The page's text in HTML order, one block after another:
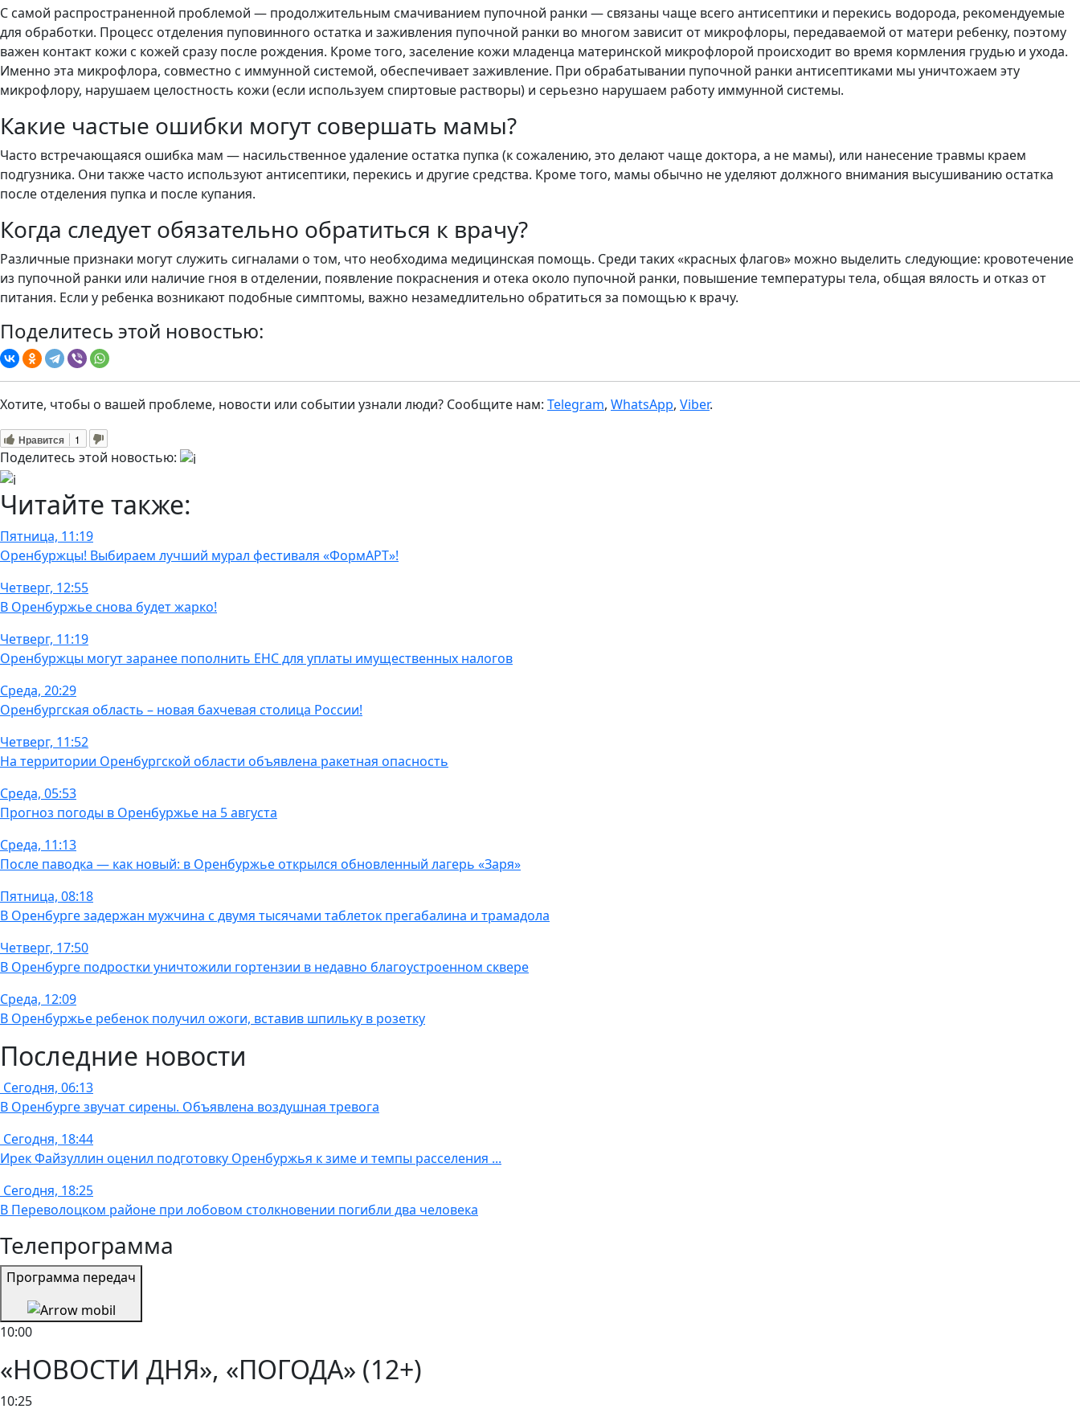
С самой распространенной проблемой — продолжительным смачиванием пупочной ранки — связаны чаще всего антисептики и перекись водорода, рекомендуемые
для обработки. Процесс отделения пуповинного остатка и заживления пупочной ранки во многом зависит от микрофлоры, передаваемой от матери ребенку, поэтому
важен контакт кожи с кожей сразу после рождения. Кроме того, заселение кожи младенца материнской микрофлорой происходит во время кормления грудью и ухода.
Именно эта микрофлора, совместно с иммунной системой, обеспечивает заживление. При обрабатывании пупочной ранки антисептиками мы уничтожаем эту
микрофлору, нарушаем целостность кожи (если используем спиртовые растворы) и серьезно нарушаем работу иммунной системы.
Какие частые ошибки могут совершать мамы?
Часто встречающаяся ошибка мам — насильственное удаление остатка пупка (к сожалению, это делают чаще доктора, а не мамы), или нанесение травмы краем
подгузника. Они также часто используют антисептики, перекись и другие средства. Кроме того, мамы обычно не уделяют должного внимания высушиванию остатка
после отделения пупка и после купания.
Когда следует обязательно обратиться к врачу?
Различные признаки могут служить сигналами о том, что необходима медицинская помощь. Среди таких «красных флагов» можно выделить следующие: кровотечение
из пупочной ранки или наличие гноя в отделении, появление покраснения и отека около пупочной ранки, повышение температуры тела, общая вялость и отказ от
питания. Если у ребенка возникают подобные симптомы, важно незамедлительно обратиться за помощью к врачу.
Поделитесь этой новостью:
Хотите, чтобы о вашей проблеме, новости или событии узнали люди? Сообщите нам: Telegram, WhatsApp, Viber.
Нравится 1
Поделитесь этой новостью:
Читайте также:
Пятница, 11:19
Оренбуржцы! Выбираем лучший мурал фестиваля «ФормАРТ»!
Четверг, 12:55
В Оренбуржье снова будет жарко!
Четверг, 11:19
Оренбуржцы могут заранее пополнить ЕНС для уплаты имущественных налогов
Среда, 20:29
Оренбургская область – новая бахчевая столица России!
Четверг, 11:52
На территории Оренбургской области объявлена ракетная опасность
Среда, 05:53
Прогноз погоды в Оренбуржье на 5 августа
Среда, 11:13
После паводка — как новый: в Оренбуржье открылся обновленный лагерь «Заря»
Пятница, 08:18
В Оренбурге задержан мужчина с двумя тысячами таблеток прегабалина и трамадола
Четверг, 17:50
В Оренбурге подростки уничтожили гортензии в недавно благоустроенном сквере
Среда, 12:09
В Оренбуржье ребенок получил ожоги, вставив шпильку в розетку
Последние новости
Сегодня, 06:13
В Оренбурге звучат сирены. Объявлена воздушная тревога
Сегодня, 18:44
Ирек Файзуллин оценил подготовку Оренбуржья к зиме и темпы расселения ...
Сегодня, 18:25
В Переволоцком районе при лобовом столкновении погибли два человека
Телепрограмма
Программа передач
10:00
«НОВОСТИ ДНЯ», «ПОГОДА» (12+)
10:25